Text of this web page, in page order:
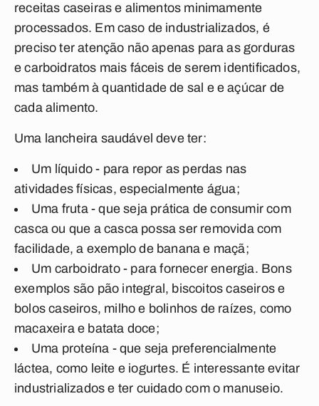
receitas caseiras e alimentos minimamente
processados. Em caso de industrializados, é
preciso ter atenção não apenas para as gorduras
e carboidratos mais fáceis de serem identificados,
mas também à quantidade de sal e e açúcar de
cada alimento.
Uma lancheira saudável deve ter:
Um líquido - para repor as perdas nas
atividades físicas, especialmente água;
Uma fruta- que seja prática de consumir com
casca ou que a casca possa ser removida com
facilidade, a exemplo de banana e maçã;
Um carboidrato- para fornecer energia. Bons
exemplos são pão integral, biscoitos caseiros e
bolos caseiros, milho e bolinhos de raízes, como
macaxeira e batata doce;
Uma proteína - que seja preferencialmente
láctea, como leite e iogurtes. É interessante evitar
industrializados e ter cuidado com o manuseio.